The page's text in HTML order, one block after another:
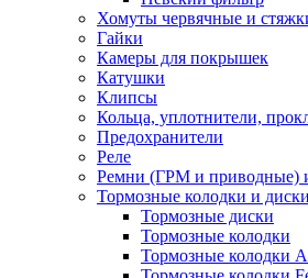
Хомуты червячные и
Гайки
Камеры для покрышек
Катушки
Клипсы
Кольца, уплотнители,
Предохранители
Реле
Ремни (ГРМ и приводные)
Тормозные колодки и диски
Тормозные диски
Тормозные колодки
Тормозные колодки